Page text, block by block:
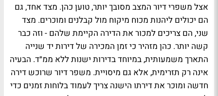
אצל משפרי דיור המצב מסובך יותר, טוען כהן. מצד אחד, גם
הם יכולים ליהנות מכוח מיקוח מול קבלנים ומוכרים. מצד
שני, הם צריכים למכור את הדירה הקיימת שלהם - וזה כבר
קשה יותר. כהן מזהיר כי זמן המכירה של דירות יד שנייה
התארך משמעותית, במיוחד בדירות ישנות ללא ממ״ד. הבעיה
אינה רק תזרימית, אלא גם מיסויית. משפר דיור שרוכש דירה
חדשה ומוכר את דירתו הישנה צריך לעמוד בלוחות זמנים כדי